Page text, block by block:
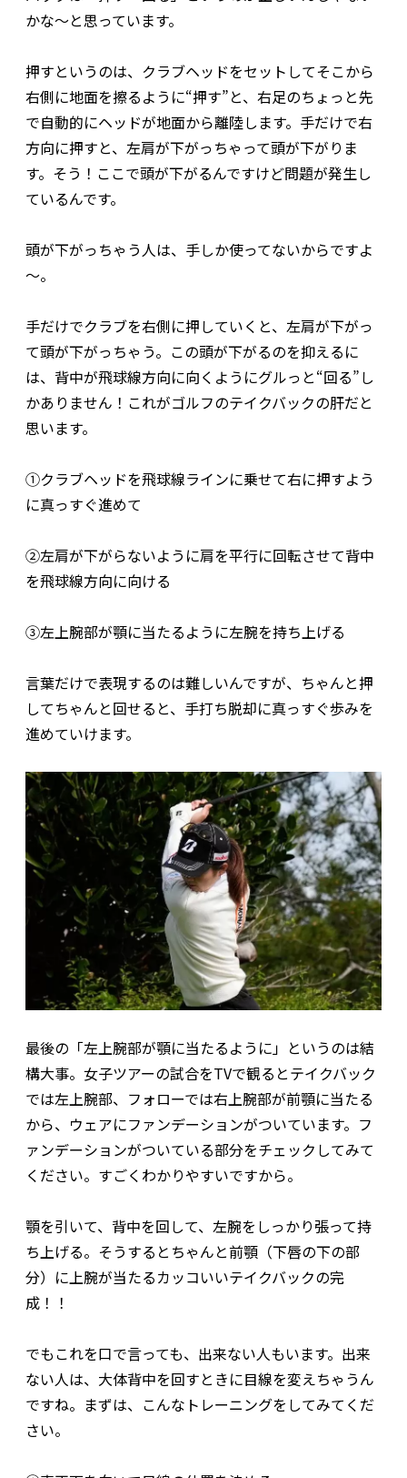
かな～と思っています。
押すというのは、クラブヘッドをセットしてそこから
右側に地面を擦るように“押す”と、右足のちょっと先
で自動的にヘッドが地面から離陸します。手だけで右
方向に押すと、左肩が下がっちゃって頭が下がりま
す。そう！ここで頭が下がるんですけど問題が発生し
ているんです。
頭が下がっちゃう人は、手しか使ってないからですよ
～。
手だけでクラブを右側に押していくと、左肩が下がっ
て頭が下がっちゃう。この頭が下がるのを抑えるに
は、背中が飛球線方向に向くようにグルっと“回る”し
かありません！これがゴルフのテイクバックの肝だと
思います。
①クラブヘッドを飛球線ラインに乗せて右に押すよう
に真っすぐ進めて
②左肩が下がらないように肩を平行に回転させて背中
を飛球線方向に向ける
③左上腕部が顎に当たるように左腕を持ち上げる
言葉だけで表現するのは難しいんですが、ちゃんと押
してちゃんと回せると、手打ち脱却に真っすぐ歩みを
進めていけます。
最後の「左上腕部が顎に当たるように」というのは結
構大事。女子ツアーの試合をTVで観るとテイクバック
では左上腕部、フォローでは右上腕部が前顎に当たる
から、ウェアにファンデーションがついています。フ
ァンデーションがついている部分をチェックしてみて
ください。すごくわかりやすいですから。
顎を引いて、背中を回して、左腕をしっかり張って持
ち上げる。そうするとちゃんと前顎（下唇の下の部
分）に上腕が当たるカッコいいテイクバックの完
成！！
でもこれを口で言っても、出来ない人もいます。出来
ない人は、大体背中を回すときに目線を変えちゃうん
ですね。まずは、こんなトレーニングをしてみてくだ
さい。